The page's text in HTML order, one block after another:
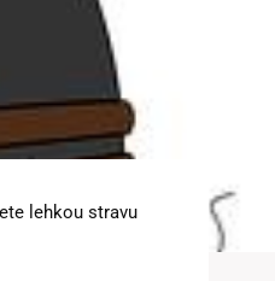
lehkou stravu